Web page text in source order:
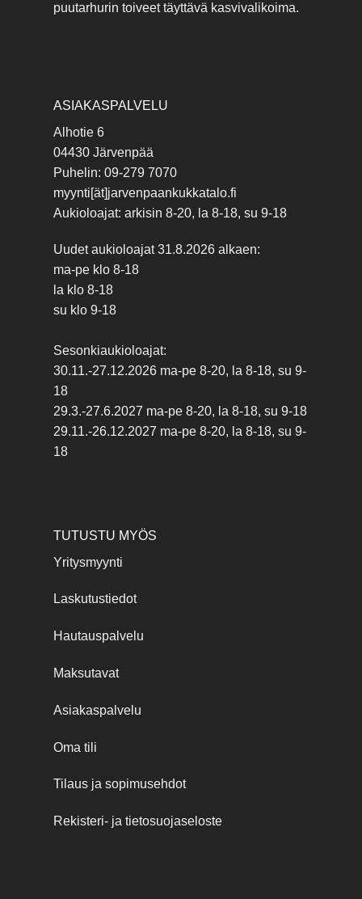
puutarhurin toiveet täyttävä kasvivalikoima.
ASIAKASPALVELU
Alhotie 6
04430 Järvenpää
Puhelin: 09-279 7070
myynti[ät]jarvenpaankukkatalo.fi
Aukioloajat: arkisin 8-20, la 8-18, su 9-18
Uudet aukioloajat 31.8.2026 alkaen:
ma-pe klo 8-18
la klo 8-18
su klo 9-18
Sesonkiaukioloajat:
30.11.-27.12.2026 ma-pe 8-20, la 8-18, su 9-
18
29.3.-27.6.2027 ma-pe 8-20, la 8-18, su 9-18
29.11.-26.12.2027 ma-pe 8-20, la 8-18, su 9-
18
TUTUSTU MYÖS
Yritysmyynti
Laskutustiedot
Hautauspalvelu
Maksutavat
Asiakaspalvelu
Oma tili
Tilaus ja sopimusehdot
Rekisteri- ja tietosuojaseloste